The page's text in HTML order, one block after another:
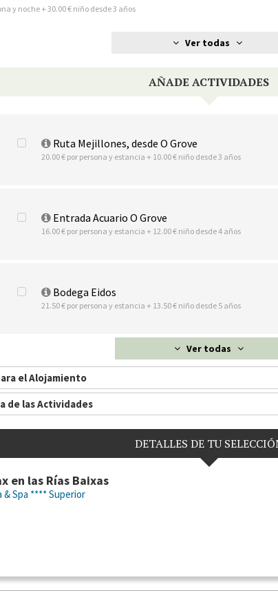
y noche + 30.00 € niño desde 3 años
Ver todas
AÑADE ACTIVIDADES
Ruta Mejillones, desde O Grove
20.00 € por persona y estancia + 10.00 € niño desde 3 años
Entrada Acuario O Grove
16.00 € por persona y estancia + 12.00 € niño desde 4 años
Bodega Eidos
21.50 € por persona y estancia + 13.50 € niño desde 5 años
Ver todas
el Alojamiento
de las Actividades
DETALLES DE TU
en las Rías Baixas
Spa **** Superior